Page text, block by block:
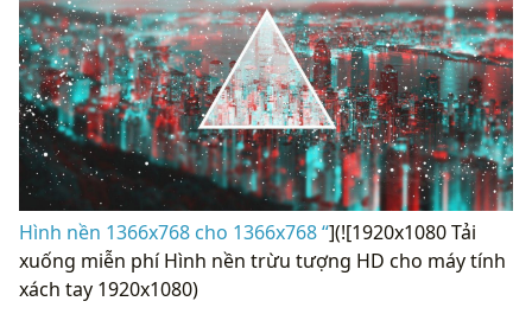
Hình nền 1366x768 cho 1366x768 “](![1920x1080 Tải
xuống miễn phí Hình nền trừu tượng HD cho máy tính
xách tay 1920x1080)